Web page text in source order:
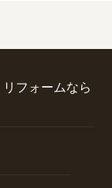
フォームなら